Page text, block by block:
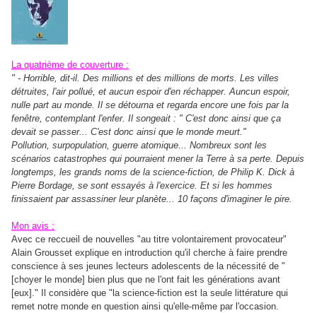
La quatrième de couverture :
" - Horrible, dit-il. Des millions et des millions de morts. Les villes
détruites, l'air pollué, et aucun espoir d'en réchapper. Auncun espoir,
nulle part au monde. Il se détourna et regarda encore une fois par la
fenêtre, contemplant l'enfer. Il songeait : " C'est donc ainsi que ça
devait se passer... C'est donc ainsi que le monde meurt."
Pollution, surpopulation, guerre atomique... Nombreux sont les
scénarios catastrophes qui pourraient mener la Terre à sa perte. Depuis
longtemps, les grands noms de la science-fiction, de Philip K. Dick à
Pierre Bordage, se sont essayés à l'exercice. Et si les hommes
finissaient par assassiner leur planète... 10 façons d'imaginer le pire.
Mon avis :
Avec ce reccueil de nouvelles "au titre volontairement provocateur"
Alain Grousset explique en introduction qu'il cherche à faire prendre
conscience à ses jeunes lecteurs adolescents de la nécessité de "
[choyer le monde] bien plus que ne l'ont fait les générations avant
[eux]." Il considère que "la science-fiction est la seule littérature qui
remet notre monde en question ainsi qu'elle-même par l'occasion.